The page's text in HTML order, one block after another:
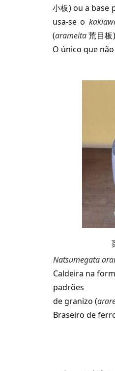
小板) ou a base
usa-se o
(arameita荒目
O único que
Natsumegata
Caldeira na
padrões
de granizo (
Braseiro de